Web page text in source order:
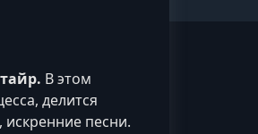
В этом
делится
песни.